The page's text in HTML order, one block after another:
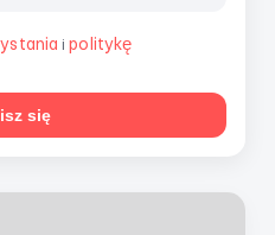
ipolitykę
się